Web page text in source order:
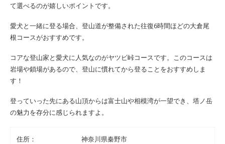
て選べるのが嬉しいポイントです。
愛犬と一緒に登る場合、登山道が整備された往復6時間ほどの大倉尾
根コースがおすすめです。
コアな登山家と愛犬に人気なのがヤツビ峠コースです。このコースは
岩場や鎖場があるので、登山に慣れてから登ることをおすすめしま
す！
登っていった先にある山頂からは富士山や相模湾が一望でき、塔ノ岳
の魅力を存分に感じられますよ。
住所：
神奈川県秦野市